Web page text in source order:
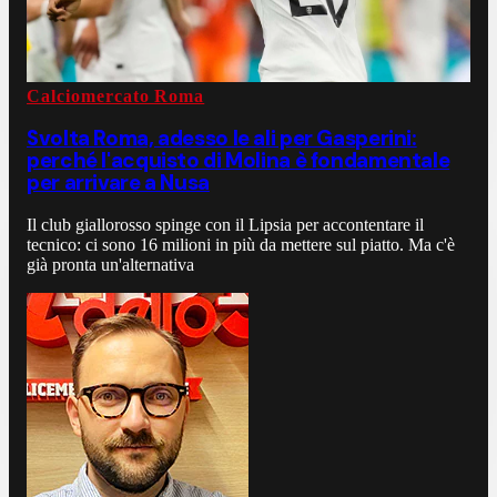
Calciomercato Roma
Svolta Roma, adesso le ali per Gasperini:
perché l'acquisto di Molina è fondamentale
per arrivare a Nusa
Il club giallorosso spinge con il Lipsia per accontentare il
tecnico: ci sono 16 milioni in più da mettere sul piatto. Ma c'è
già pronta un'alternativa